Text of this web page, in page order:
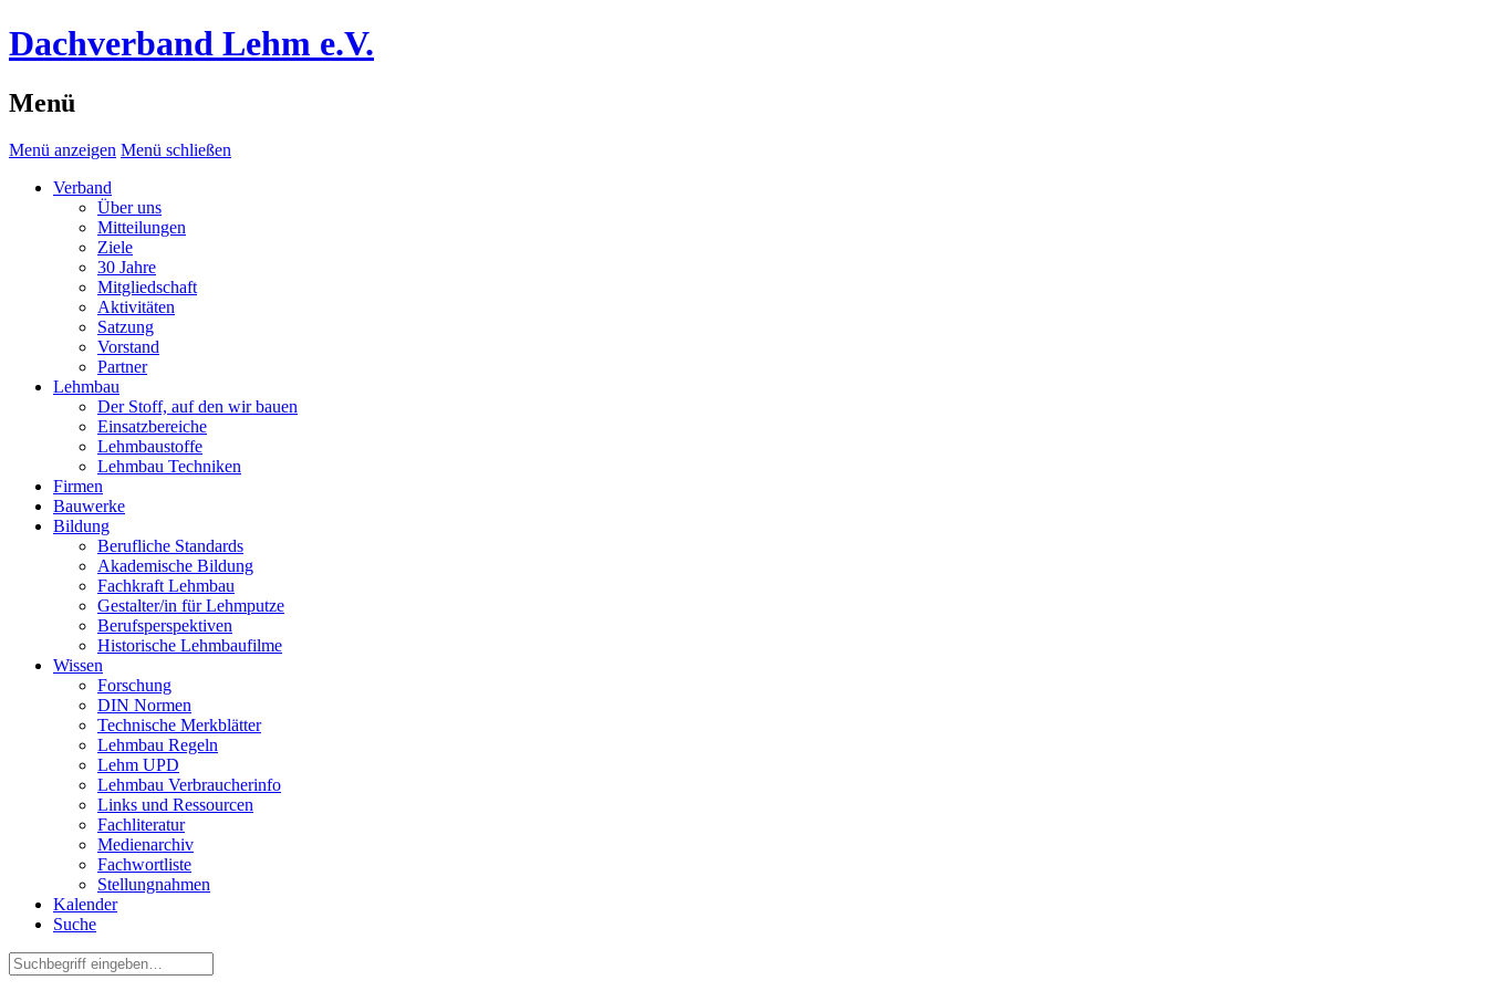
Dachverband Lehm e.V.
Menü
Menü anzeigen Menü schließen
Verband
Über uns
Mitteilungen
Ziele
30 Jahre
Mitgliedschaft
Aktivitäten
Satzung
Vorstand
Partner
Lehmbau
Der Stoff, auf den wir bauen
Einsatzbereiche
Lehmbaustoffe
Lehmbau Techniken
Firmen
Bauwerke
Bildung
Berufliche Standards
Akademische Bildung
Fachkraft Lehmbau
Gestalter/in für Lehmputze
Berufsperspektiven
Historische Lehmbaufilme
Wissen
Forschung
DIN Normen
Technische Merkblätter
Lehmbau Regeln
Lehm UPD
Lehmbau Verbraucherinfo
Links und Ressourcen
Fachliteratur
Medienarchiv
Fachwortliste
Stellungnahmen
Kalender
Suche